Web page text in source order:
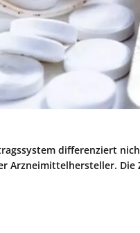
differenziert
Arzneimittelhersteller.